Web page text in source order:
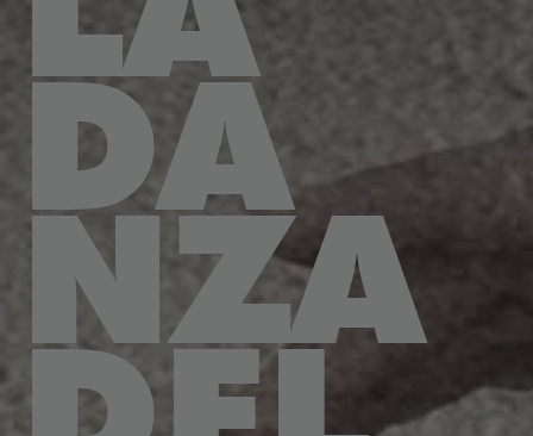
DA
NZA